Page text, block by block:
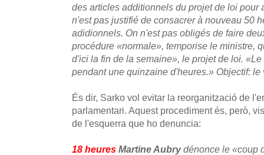
des articles additionnels du projet de loi pour
n'est pas justifié de consacrer à nouveau 50
adidionnels. On n'est pas obligés de faire
procédure «normale», temporise le ministre,
d'ici la fin de la semaine», le projet de loi. «Le
pendant une quinzaine d'heures.» Objectif: le
És dir, Sarko vol evitar la reorganització de
parlamentari. Aquest procediment és, però,
de l'esquerra que ho denuncia:
18 heures Martine Aubrydénonce le «coup